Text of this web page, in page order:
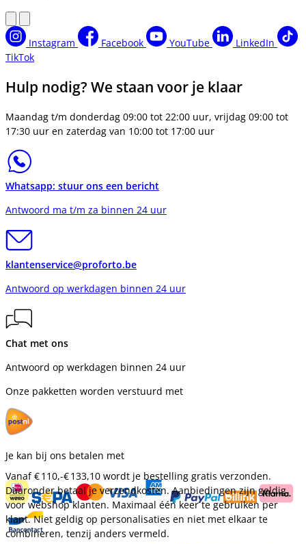
Instagram Facebook YouTube
LinkedIn
TikTok
Hulp nodig? We staan voor je klaar
Maandag t/m donderdag 09:00 tot 22:00 uur, vrijdag 09:00 tot
17:30 uur en zaterdag van 10:00 tot 17:00 uur
Whatsapp: stuur ons een bericht
Antwoord ma t/m za binnen 24 uur
klantenservice@proforto.be
Antwoord op werkdagen binnen 24 uur
Chat met ons
Antwoord op werkdagen binnen 24 uur
Onze pakketten worden verstuurd met
Je kan bij ons betalen met
Vanaf€ 110,-€ 133,10 wordt je bestelling gratis verzonden.
Daaronder betaal je verzendkosten. Aanbiedingen zijn geldig
voor webshop klanten. Maximaal één keer te gebruiken per
klant. Niet geldig op personalisaties en niet met elkaar te
combineren, tenzij anders vermeld.